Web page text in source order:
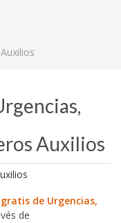
Auxilios
de Urgencias,
de